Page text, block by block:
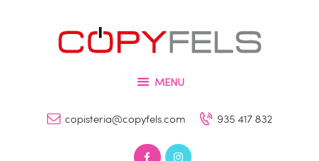
MENU
copisteria@copyfels.com 935 417 832
COPYFELS
Imprenta – Copisteria – Papelería y Fotografía
Tienda
Contacto
0 productos
0,00 €